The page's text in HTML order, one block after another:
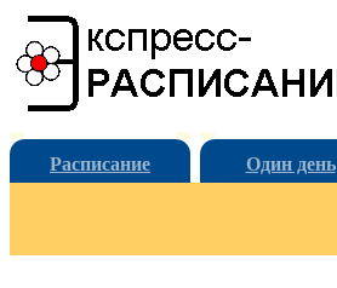
Расписание Один день